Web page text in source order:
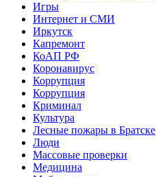
Игры
Интернет и СМИ
Иркутск
Капремонт
КоАП РФ
Коронавирус
Коррупция
Коррупция
Криминал
Культура
Лесные пожары в Братске
Люди
Массовые проверки
Медицина